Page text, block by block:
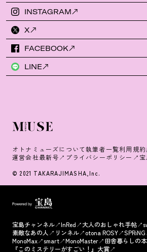
INSTAGRAM
X
FACEBOOK
LINE
オトナミューズについて執筆者一覧利用規約
運営会社最新号 プライバシーポリシー
© 2021 TAKARAJIMASHA,Inc.
宝島チャンネル InRed 大人のおしゃれ手帖
素敵なあの人
リンネル otona ROSY SPRiNG
MonoMax
smart MonoMaster 田舎暮らしの本
『このミステリーがすごい！』大賞